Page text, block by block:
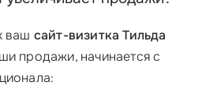
ваш сайт-визитка Тильда
продажи, начинается с